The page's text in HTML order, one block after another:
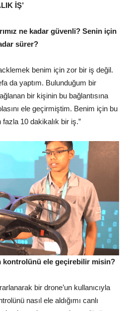
İŞ’
ne kadar güvenli? Senin için
sürer?
benim için zor bir iş değil.
da yaptım. Bulunduğum bir
bir kişinin bu bağlantısına
ele geçirmiştim. Benim için bu
10 dakikalık bir iş.”
kontrolünü ele geçirebilir misin?
bir drone’un kullanıcıyla
nasıl ele aldığımı canlı